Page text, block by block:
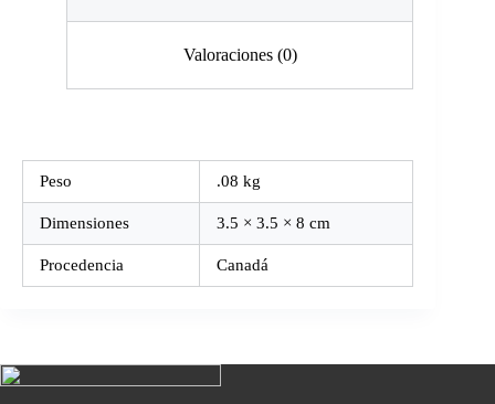
Valoraciones (0)
Peso .08 kg
Dimensiones 3.5 × 3.5 × 8 cm
Procedencia Canadá